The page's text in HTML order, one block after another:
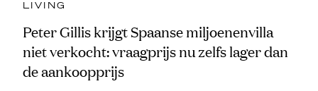
LIVING
Peter Gillis krijgt Spaanse miljoenenvilla
niet verkocht: vraagprijs nu zelfs lager dan
de aankoopprijs